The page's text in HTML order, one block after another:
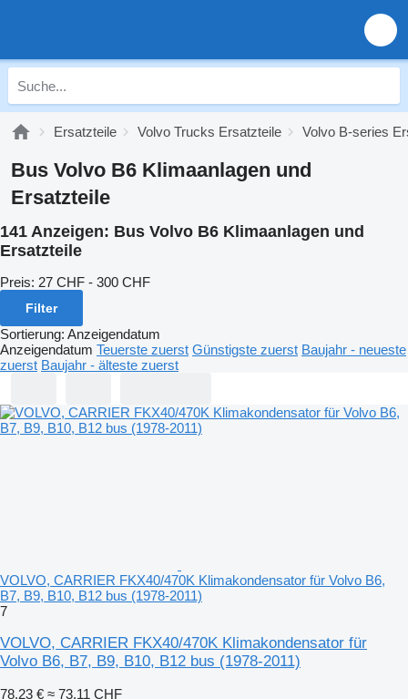
Ersatzteile Volvo Trucks Ersatzteile Volvo B-series
Bus Volvo B6 Klimaanlagen und
Ersatzteile
141 Anzeigen: Bus Volvo B6 Klimaanlagen und
Ersatzteile
Preis: 27 CHF - 300 CHF
Filter
Sortierung: Anzeigendatum
Anzeigendatum Teuerste zuerst Günstigste zuerst Baujahr - neueste
zuerst Baujahr - älteste zuerst
VOLVO, CARRIER FKX40/470K Klimakondensator für Volvo B6,
B7, B9, B10, B12 bus (1978-2011)
7
VOLVO, CARRIER FKX40/470K Klimakondensator für
Volvo B6, B7, B9, B10, B12 bus (1978-2011)
78,23 € ≈ 73,11 CHF